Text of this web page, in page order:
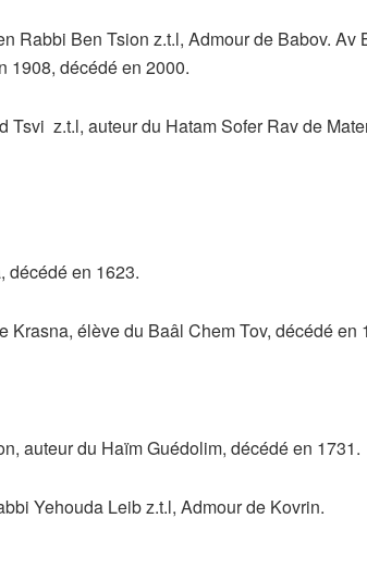
Rabbi Ben Tsion z.t.l, Admour de Babov. Av
1908, décédé en 2000.
z.t.l, auteur du Hatam Sofer Rav de
décédé en 1623.
Krasna, élève du Baâl Chem Tov, décédé en
auteur du Haïm Guédolim, décédé en 1731.
Yehouda Leib z.t.l, Admour de Kovrin.